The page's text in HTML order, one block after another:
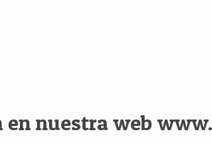
en nuestra web